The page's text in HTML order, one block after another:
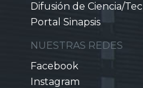
Difusión de Ciencia/Tec
Portal Sinapsis
NUESTRAS REDES
Facebook
Instagram